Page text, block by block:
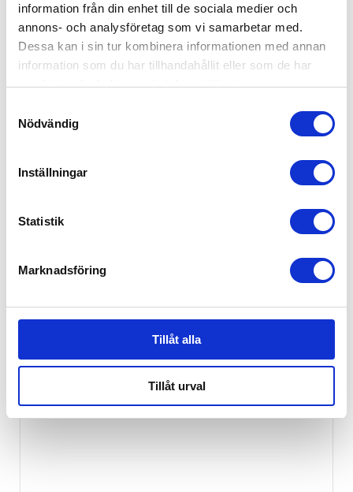
information från din enhet till de sociala medier och
annons- och analysföretag som vi samarbetar med.
Dessa kan i sin tur kombinera informationen med annan
information som du har tillhandahållit eller som de har
samlat in när du har använt deras tjänster.
Nödvändig
Inställningar
Statistik
Marknadsföring
Tillåt alla
Tillåt urval
3,049kr
Cybex Cloud T I-Size